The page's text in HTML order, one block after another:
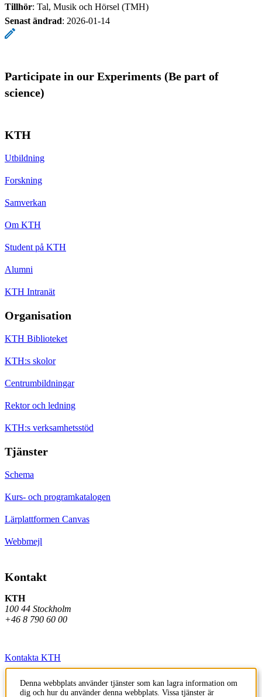
Tillhör: Tal, Musik och Hörsel (TMH)
Senast ändrad: 2026-01-14
Participate in our Experiments (Be part of
science)
KTH
Utbildning
Forskning
Samverkan
Om KTH
Student på KTH
Alumni
KTH Intranät
Organisation
KTH Biblioteket
KTH:s skolor
Centrumbildningar
Rektor och ledning
KTH:s verksamhetsstöd
Tjänster
Schema
Kurs- och programkatalogen
Lärplattformen Canvas
Webbmejl
Kontakt
KTH
100 44 Stockholm
+46 8 790 60 00
Kontakta KTH
Jobba på KTH
Denna webbplats använder tjänster som kan lagra information om
dig och hur du använder denna webbplats. Vissa tjänster är